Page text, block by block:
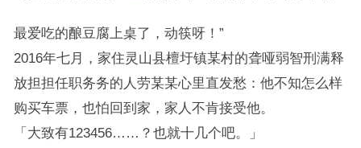
最爱吃的酿豆腐上桌了，动筷呀！”
2016年七月，家住灵山县檀圩镇某村的聋哑弱智刑满释
放担担任职务务的人劳某某心里直发愁：他不知怎么样
购买车票，也怕回到家，家人不肯接受他。
「大致有123456……？也就十几个吧。」